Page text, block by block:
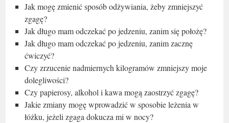
Jak mogę zmienić sposób odżywiania, żeby zmniejszyć
zgagę?
Jak długo mam odczekać po jedzeniu, zanim się położę?
Jak długo mam odczekać po jedzeniu, zanim zacznę
ćwiczyć?
Czy zrzucenie nadmiernych kilogramów zmniejszy moje
dolegliwości?
Czy papierosy, alkohol i kawa mogą zaostrzyć zgagę?
Jakie zmiany mogę wprowadzić w sposobie leżenia w
łóżku, jeżeli zgaga dokucza mi w nocy?